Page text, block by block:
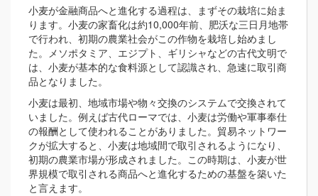
小麦が金融商品へと進化する過程は、まずその栽培に始ま
ります。小麦の家畜化は約10,000年前、肥沃な三日月地帯
で行われ、初期の農業社会がこの作物を栽培し始めまし
た。メソポタミア、エジプト、ギリシャなどの古代文明で
は、小麦が基本的な食料源として認識され、急速に取引商
品となりました。
小麦は最初、地域市場や物々交換のシステムで交換されて
いました。例えば古代ローマでは、小麦は労働や軍事奉仕
の報酬として使われることがありました。貿易ネットワー
クが拡大すると、小麦は地域間で取引されるようになり、
初期の農業市場が形成されました。この時期は、小麦が世
界規模で取引される商品へと進化するための基盤を築いた
と言えます。